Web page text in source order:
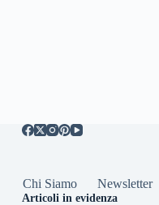
Chi Siamo Newsletter
Articoli in evidenza